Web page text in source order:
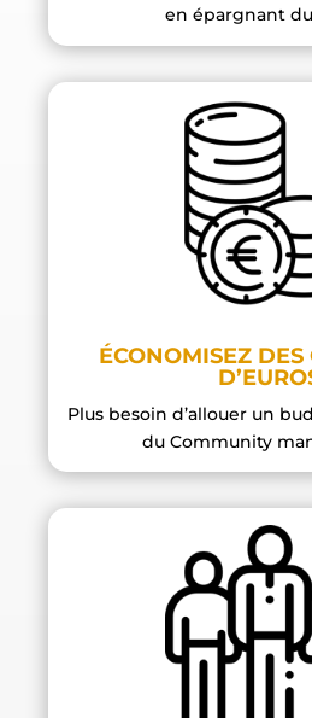
en épargnant
ÉCONOMISEZ DES
Plus besoin d’allouer un
du Community